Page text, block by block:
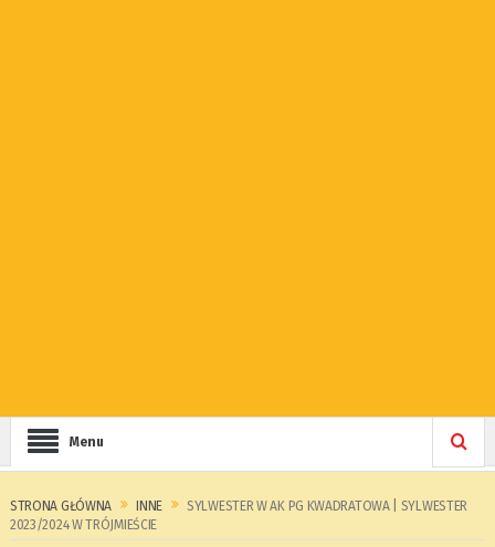
Menu
STRONA GŁÓWNA INNE
SYLWESTER W AK PG KWADRATOWA | SYLWESTER
2023/2024 W TRÓJMIEŚCIE